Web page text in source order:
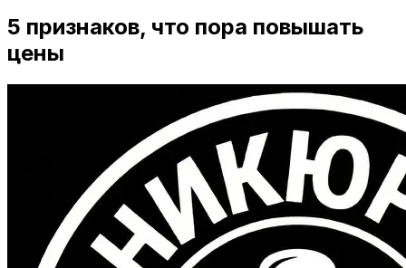
5 признаков, что пора повышать
цены